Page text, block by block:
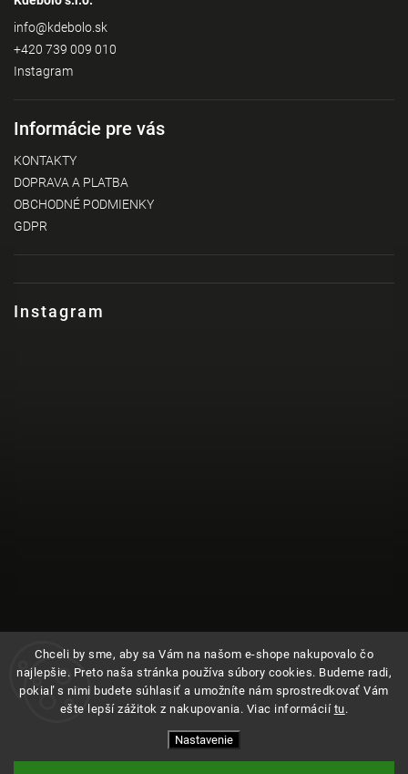
Chceli by sme, aby sa Vám na našom e-shope nakupovalo čo
najlepšie. Preto naša stránka používa súbory cookies. Budeme radi,
pokiaľ s nimi budete súhlasiť a umožníte nám sprostredkovať Vám
ešte lepší zážitok z nakupovania. Viac informácií tu.
Nastavenie
Instagram
Sledovať na Instagrame
info@kdebolo.sk
+420 739 009 010
Instagram
Informácie pre vás
KONTAKTY
DOPRAVA A PLATBA
OBCHODNÉ PODMIENKY
GDPR
Copyright 2026Kde bolo. Všetky práva vyhradené.